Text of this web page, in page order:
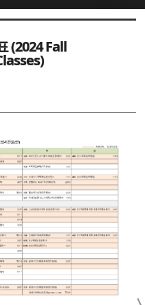
(2024 Fall
치북5
치북5
치북5
치북5